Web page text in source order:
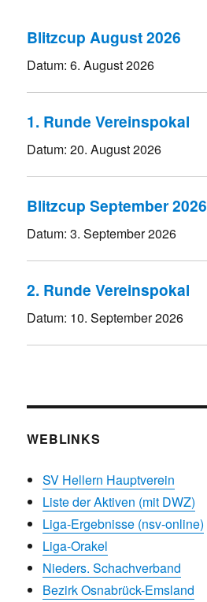
Blitzcup August 2026
Datum:6. August 2026
1. Runde Vereinspokal
Datum:20. August 2026
Blitzcup September 2026
Datum:3. September 2026
2. Runde Vereinspokal
Datum: 10. September 2026
WEBLINKS
SV Hellern Hauptverein
Liste der Aktiven (mit DWZ)
Liga-Ergebnisse (nsv-online)
Liga-Orakel
Nieders. Schachverband
Bezirk Osnabrück-Emsland